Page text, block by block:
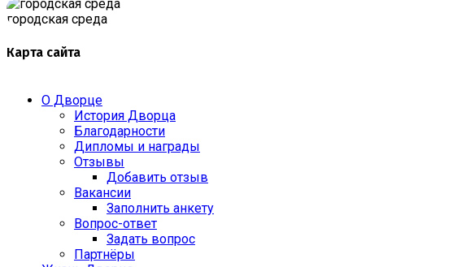
городская среда
Карта сайта
О Дворце
История Дворца
Благодарности
Дипломы и награды
Отзывы
Добавить отзыв
Вакансии
Заполнить анкету
Вопрос-ответ
Задать вопрос
Партнёры